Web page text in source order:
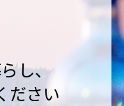
し、
ださい